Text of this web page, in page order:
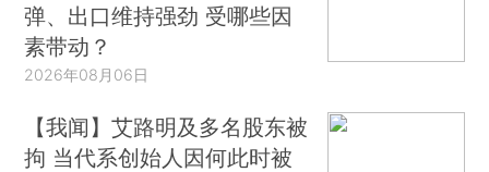
弹、出口维持强劲 受哪些因
素带动？
2026年08月06日
【我闻】艾路明及多名股东被
拘 当代系创始人因何此时被